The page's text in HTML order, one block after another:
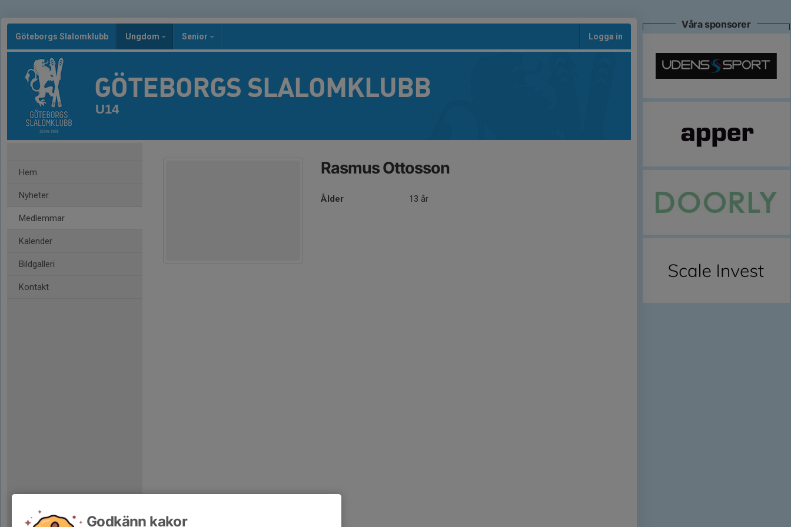
Göteborgs Slalomklubb Ungdom Senior Logga in
GÖTEBORGS SLALOMKLUBB
U14
Hem
Nyheter
Medlemmar
Kalender
Bildgalleri
Kontakt
Rasmus Ottosson
Ålder 13 år
Våra sponsorer
Godkänn kakor